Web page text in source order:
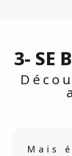
3- SE
Mais